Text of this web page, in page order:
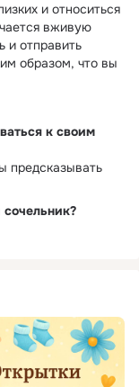
и относиться
вживую
и отправить
образом, что вы
к своим
предсказывать